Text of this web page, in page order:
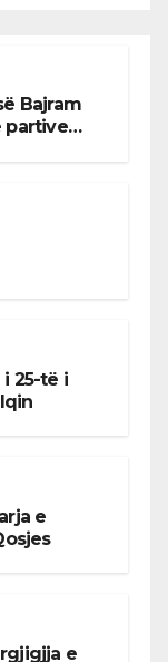
Bajram
partive
25-të i
e
e